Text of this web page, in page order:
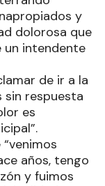
y
dolorosa que
un intendente
de ir a la
sin respuesta
es
años, tengo
y fuimos